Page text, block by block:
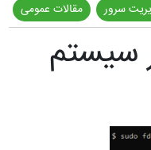
سرور مقالات عمومی
سیستم